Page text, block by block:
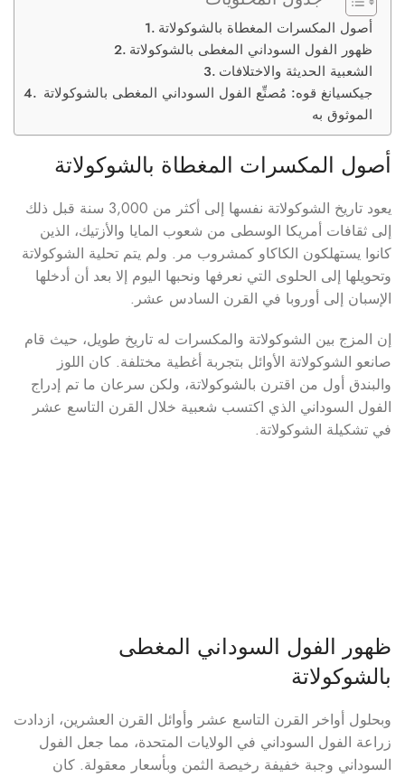
أصول المكسرات المغطاة بالشوكولاتة
ظهور الفول السوداني المغطى بالشوكولاتة
الشعبية الحديثة والاختلافات
جيكسيانغ قوه: مُصنِّع الفول السوداني المغطى بالشوكولاتة
الموثوق به
أصول المكسرات المغطاة بالشوكولاتة
يعود تاريخ الشوكولاتة نفسها إلى أكثر من 3,000 سنة قبل ذلك
إلى ثقافات أمريكا الوسطى من شعوب المايا والأزتيك، الذين
كانوا يستهلكون الكاكاو كمشروب مر. ولم يتم تحلية الشوكولاتة
وتحويلها إلى الحلوى التي نعرفها ونحبها اليوم إلا بعد أن أدخلها
الإسبان إلى أوروبا في القرن السادس عشر.
إن المزج بين الشوكولاتة والمكسرات له تاريخ طويل، حيث قام
صانعو الشوكولاتة الأوائل بتجربة أغطية مختلفة. كان اللوز
والبندق أول من اقترن بالشوكولاتة، ولكن سرعان ما تم إدراج
الفول السوداني الذي اكتسب شعبية خلال القرن التاسع عشر
في تشكيلة الشوكولاتة.
ظهور الفول السوداني المغطى
بالشوكولاتة
وبحلول أواخر القرن التاسع عشر وأوائل القرن العشرين، ازدادت
زراعة الفول السوداني في الولايات المتحدة، مما جعل الفول
السوداني وجبة خفيفة رخيصة الثمن وبأسعار معقولة. كان